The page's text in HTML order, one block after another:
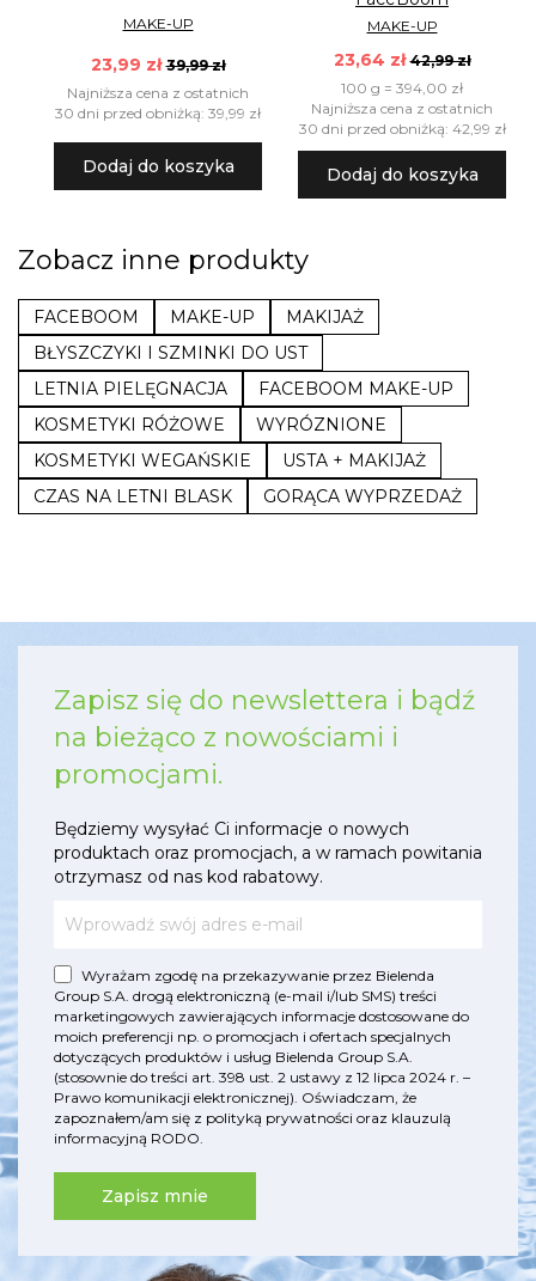
MAKE-UP
23,99 zł 39,99 zł
Najniższa cena z ostatnich
30 dni przed obniżką: 39,99 zł
Dodaj do koszyka
MAKE-UP
23,64 zł 42,99 zł
100 g = 394,00 zł
Najniższa cena z ostatnich
30 dni przed obniżką: 42,99 zł
Dodaj do koszyka
Zobacz inne produkty
FACEBOOM MAKE-UP
MAKIJAŻ
BŁYSZCZYKI I SZMINKI DO UST
LETNIA PIELĘGNACJA
FACEBOOM MAKE-UP
KOSMETYKI RÓŻOWE
WYRÓZNIONE
KOSMETYKI WEGAŃSKIE
USTA + MAKIJAŻ
CZAS NA LETNI BLASK
GORĄCA WYPRZEDAŻ
Zapisz się do newslettera i bądź
na bieżąco z nowościami i
promocjami.
Będziemy wysyłać Ci informacje o nowych
produktach oraz promocjach, a w ramach powitania
otrzymasz od nas kod rabatowy.
Wyrażam zgodę na przekazywanie przez Bielenda
Group S.A. drogą elektroniczną (e-mail i/lub SMS) treści
marketingowych zawierających informacje dostosowane do
moich preferencji np. o promocjach i ofertach specjalnych
dotyczących produktów i usług Bielenda Group S.A.
(stosownie do treści art. 398 ust. 2 ustawy z 12 lipca 2024 r. –
Prawo komunikacji elektronicznej). Oświadczam, że
zapoznałem/am się z polityką prywatności oraz klauzulą
informacyjną RODO.
Zapisz mnie